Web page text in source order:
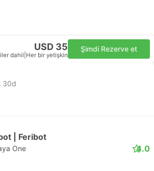
USD 35
dahil Her bir yetişkin
Şimdi Rezerve et
30d
| Feribot
One 4.0